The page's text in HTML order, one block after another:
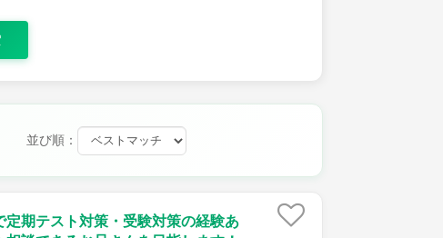
並び順：
定期テスト対策・受験対策の経験あ